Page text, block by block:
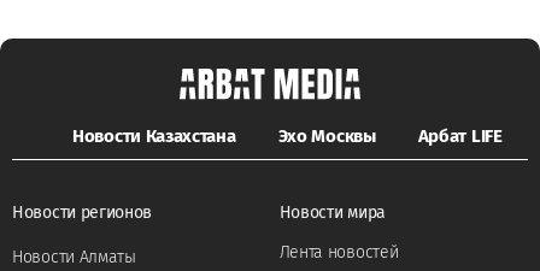
Новости Казахстана Эхо Москвы Арбат LIFE
Новости регионов
Новости Алматы
Новости мира
Лента новостей